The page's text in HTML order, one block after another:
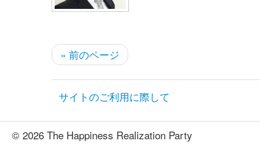
« 前のページ
サイトのご利用に際して
© 2026 The Happiness Realization Party